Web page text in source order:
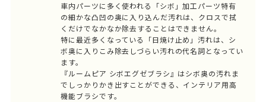
車内パーツに多く使われる「シボ」加工パーツ特有
の細かな凸凹の奥に入り込んだ汚れは、クロスで拭
くだけでなかなか除去することはできません。
特に最近多くなっている「日焼け止め」汚れは、シ
ボ奥に入りこみ除去しづらい汚れの代名詞となってい
ます。
『ルームピア シボエグゼブラシ』はシボ奥の汚れま
でしっかりかき出すことができる、インテリア用高
機能ブラシです。